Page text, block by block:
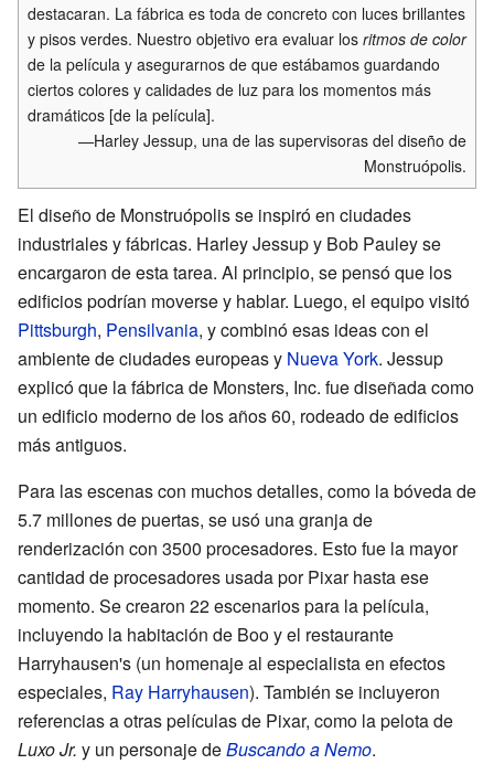
destacaran. La fábrica es toda de concreto con luces brillantes
y pisos verdes. Nuestro objetivo era evaluar los ritmos de color
de la película y asegurarnos de que estábamos guardando
ciertos colores y calidades de luz para los momentos más
dramáticos [de la película].
—Harley Jessup, una de las supervisoras del diseño de
Monstruópolis.
El diseño de Monstruópolis se inspiró en ciudades
industriales y fábricas. Harley Jessup y Bob Pauley se
encargaron de esta tarea. Al principio, se pensó que los
edificios podrían moverse y hablar. Luego, el equipo visitó
Pittsburgh, Pensilvania, y combinó esas ideas con el
ambiente de ciudades europeas y Nueva York. Jessup
explicó que la fábrica de Monsters, Inc. fue diseñada como
un edificio moderno de los años 60, rodeado de edificios
más antiguos.
Para las escenas con muchos detalles, como la bóveda de
5.7 millones de puertas, se usó una granja de
renderización con 3500 procesadores. Esto fue la mayor
cantidad de procesadores usada por Pixar hasta ese
momento. Se crearon 22 escenarios para la película,
incluyendo la habitación de Boo y el restaurante
Harryhausen's (un homenaje al especialista en efectos
especiales, Ray Harryhausen). También se incluyeron
referencias a otras películas de Pixar, como la pelota de
Luxo Jr. y un personaje deBuscando a Nemo.